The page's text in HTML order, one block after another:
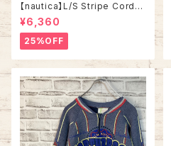
【nautica】L/S Stripe Cordur
oy Shirt L 90s ノーティカ スト
ライプ コーデュロイ シャツ ボタ
ンダウン 長袖 ワンポイントロゴ
刺繍ロゴ 旧タグ USA アメリカ
古着
¥6,360
25%OFF